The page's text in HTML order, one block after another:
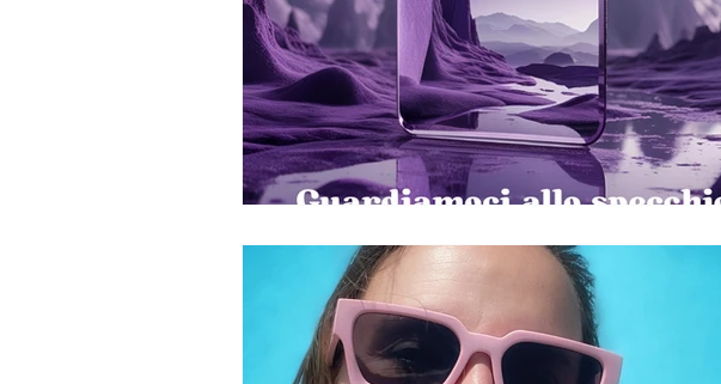
tendenze Scuola meditazione
Letteratura Libro scandalo Romance